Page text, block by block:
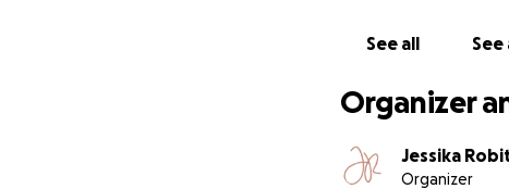
See all See
Organizer
Jessika
Organizer